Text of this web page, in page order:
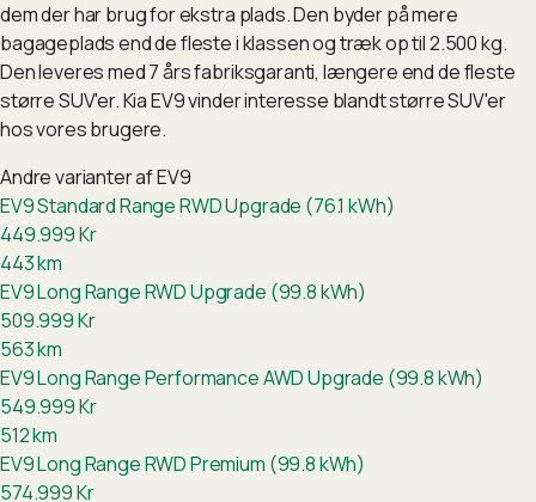
dem der har brug for ekstra plads. Den byder på mere
bagageplads end de fleste i klassen og træk op til 2.500 kg.
Den leveres med 7 års fabriksgaranti, længere end de fleste
større SUV'er. Kia EV9 vinder interesse blandt større SUV'er
hos vores brugere.
Andre varianter afEV9
EV9 Standard Range RWD Upgrade (76.1 kWh)
449.999Kr
443km
EV9 Long Range RWD Upgrade (99.8 kWh)
509.999Kr
563km
EV9 Long Range Performance AWD Upgrade (99.8 kWh)
549.999Kr
512km
EV9 Long Range RWD Premium (99.8 kWh)
574.999Kr